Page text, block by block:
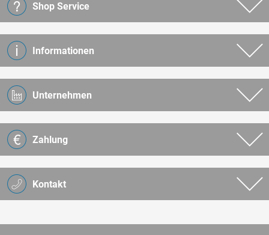
Kontakt
Shop Service
Informationen
Unternehmen
Zahlung